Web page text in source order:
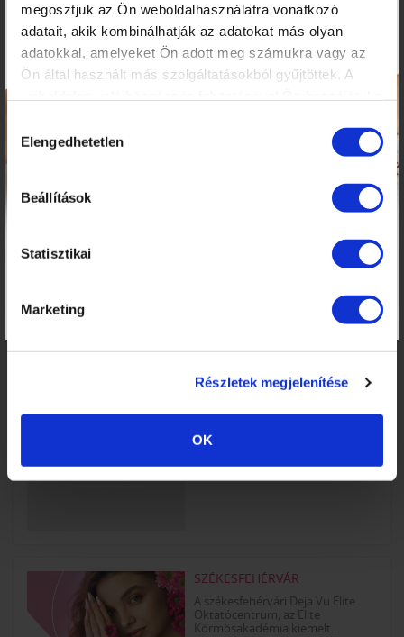
megosztjuk az Ön weboldalhasználatra vonatkozó
adatait, akik kombinálhatják az adatokat más olyan
adatokkal, amelyeket Ön adott meg számukra vagy az
Ön által használt más szolgáltatásokból gyűjtöttek. A
kiválasztása
Elengedhetetlen
Beállítások
Statisztikai
Marketing
Részletek megjelenítése
OK
Szegedi Elite Körmösakadémia
kézápoló és Műkörömépítő,
SZÉKESFEHÉRVÁR
TOVÁBB
SZÉKESFEHÉRVÁR
A székesfehérvári Deja Vu Elite
Oktatócentrum, az Elite
Körmösakadémia kiemelt...